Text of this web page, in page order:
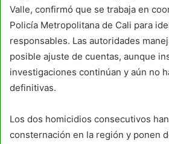
Valle, confirmó que se trabaja en
Policía Metropolitana de Cali para
responsables. Las autoridades
posible ajuste de cuentas, aunque
investigaciones continúan y aún no
definitivas.
Los dos homicidios consecutivos
consternación en la región y ponen